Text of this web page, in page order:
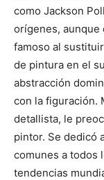
como Jackson
orígenes, aunque
famoso al
de pintura en el
abstracción
con la figuración.
detallista, le
pintor. Se dedicó
comunes a todos
tendencias